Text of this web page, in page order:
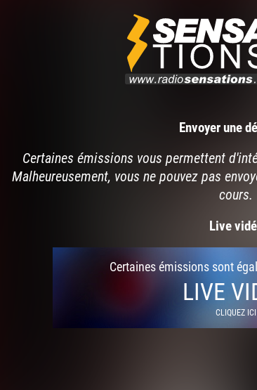
Envoyer une
Certaines émissions vous permettent
Malheureusement, vous ne pouvez pas
cours.
Live
Certaines émissions sont
LIVE
CLIQUEZ ICI